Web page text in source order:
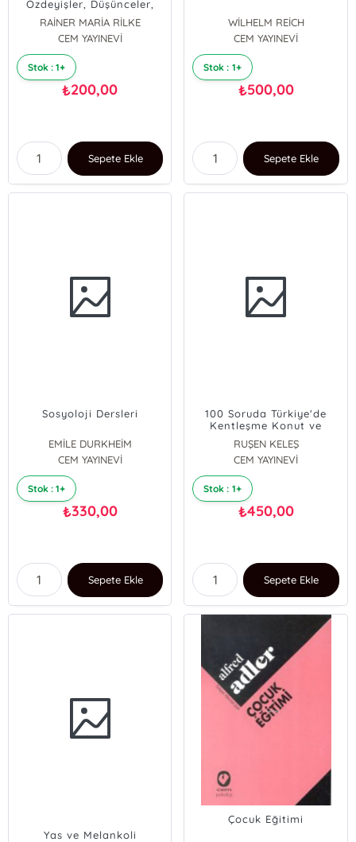
Özdeyişler, Düşünceler,
Gözlemler
RAİNER MARİA RİLKE
CEM YAYINEVİ
Stok : 1+
₺200,00
Sepete Ekle
WİLHELM REİCH
CEM YAYINEVİ
Stok : 1+
₺500,00
Sepete Ekle
Sosyoloji Dersleri
EMİLE DURKHEİM
CEM YAYINEVİ
Stok : 1+
₺330,00
Sepete Ekle
100 Soruda Türkiye'de
Kentleşme Konut ve
Gecekondu
RUŞEN KELEŞ
CEM YAYINEVİ
Stok : 1+
₺450,00
Sepete Ekle
Yas ve Melankoli
Çocuk Eğitimi